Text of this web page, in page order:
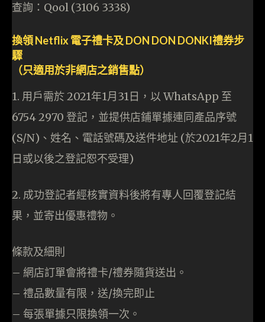
查詢：Qool (3106 3338)
換領 Netflix 電子禮卡及 DON DON DONKI禮券步
驟
（只適用於非網店之銷售點）
1. 用戶需於 2021年1月31日，以 WhatsApp 至
6754 2970 登記，並提供店鋪單據連同產品序號
(S/N)、姓名、電話號碼及送件地址 (於2021年2月1
日或以後之登記恕不受理)
2. 成功登記者經核實資料後將有專人回覆登記結
果，並寄出優惠禮物。
條款及細則
– 網店訂單會將禮卡/禮券隨貨送出。
– 禮品數量有限，送/換完即止
– 每張單據只限換領一次。